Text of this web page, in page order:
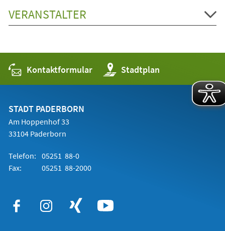
VERANSTALTER
Kontaktformular Stadtplan
(Öffnet
in
einem
STADT PADERBORN
Am Hoppenhof 33
33104 Paderborn
Telefon: 05251 88-0
Fax:
05251 88-2000